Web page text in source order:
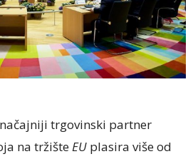
trgovinski partner
na tržišteEU plasira više od